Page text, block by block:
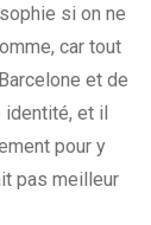
si on ne
car tout
et de
identité, et il
pour y
pas meilleur